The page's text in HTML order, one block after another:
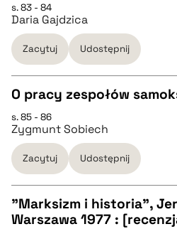
pobierz cytat
BIBTEX
pobierz cytat
s. 83 - 84
Daria Gajdzica
Zacytuj Udostępnij
CZYSTY TEKST
pobierz cytat
BIBTEX
O pracy zespołów
s. 85 - 86
Zygmunt Sobiech
Zacytuj Udostępnij
"Marksizm i historia",
Warszawa 1977 :